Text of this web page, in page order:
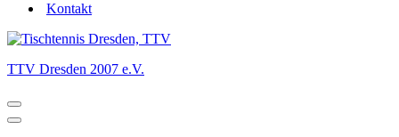
Kontakt
TTV Dresden 2007 e.V.
Navigationsmenü
Navigationsmenü